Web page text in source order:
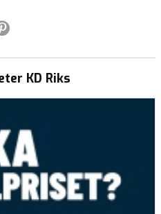
KD Riks